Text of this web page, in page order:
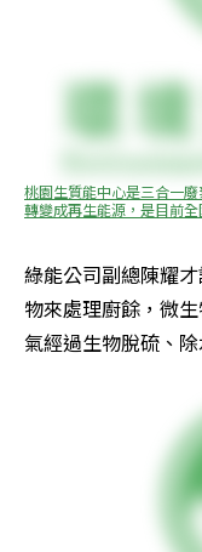
桃園生質能中心是三合一
轉變成再生能源，是目前
綠能公司副總陳耀
物來處理廚餘，微
氣經過生物脫硫、